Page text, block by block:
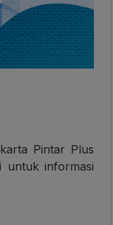
Pintar Plus
untuk informasi